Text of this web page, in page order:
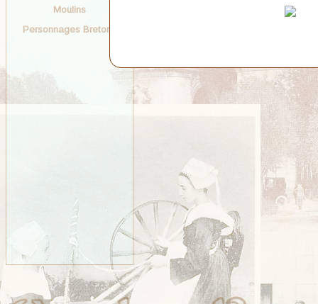
Moulins
Personnages Bretons